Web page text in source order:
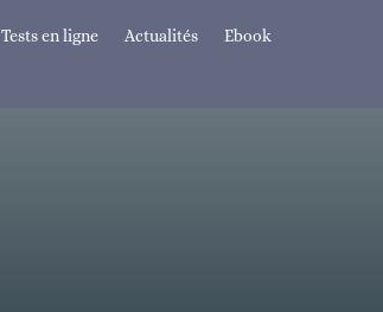
Tests en ligne Actualités
Ebook